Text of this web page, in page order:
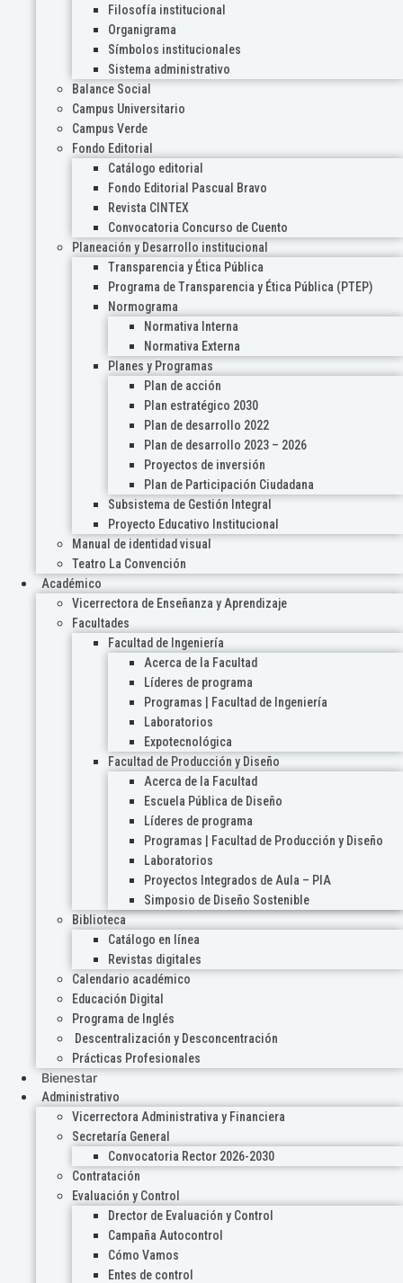
Filosofía institucional
Organigrama
Símbolos institucionales
Sistema administrativo
Balance Social
Campus Universitario
Campus Verde
Fondo Editorial
Catálogo editorial
Fondo Editorial Pascual Bravo
Revista CINTEX
Convocatoria Concurso de Cuento
Planeación y Desarrollo institucional
Transparencia y Ética Pública
Programa de Transparencia y Ética Pública (PTEP)
Normograma
Normativa Interna
Normativa Externa
Planes y Programas
Plan de acción
Plan estratégico 2030
Plan de desarrollo 2022
Plan de desarrollo 2023 – 2026
Proyectos de inversión
Plan de Participación Ciudadana
Subsistema de Gestión Integral
Proyecto Educativo Institucional
Manual de identidad visual
Teatro La Convención
Académico
Vicerrectora de Enseñanza y Aprendizaje
Facultades
Facultad de Ingeniería
Acerca de la Facultad
Líderes de programa
Programas | Facultad de Ingeniería
Laboratorios
Expotecnológica
Facultad de Producción y Diseño
Acerca de la Facultad
Escuela Pública de Diseño
Líderes de programa
Programas | Facultad de Producción y Diseño
Laboratorios
Proyectos Integrados de Aula – PIA
Simposio de Diseño Sostenible
Biblioteca
Catálogo en línea
Revistas digitales
Calendario académico
Educación Digital
Programa de Inglés
Descentralización y Desconcentración
Prácticas Profesionales
Bienestar
Administrativo
Vicerrectora Administrativa y Financiera
Secretaría General
Convocatoria Rector 2026-2030
Contratación
Evaluación y Control
Drector de Evaluación y Control
Campaña Autocontrol
Cómo Vamos
Entes de control